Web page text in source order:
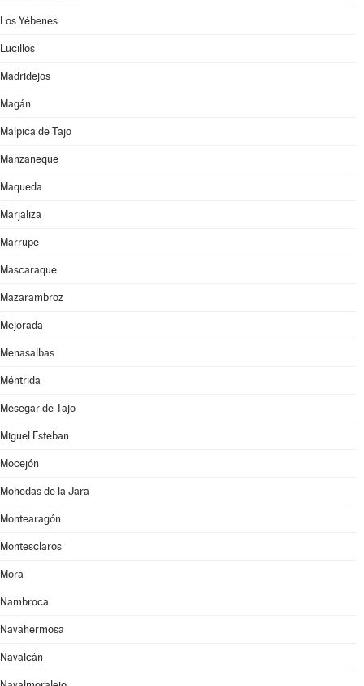
Los Yébenes
Lucillos
Madridejos
Magán
Malpica de Tajo
Manzaneque
Maqueda
Marjaliza
Marrupe
Mascaraque
Mazarambroz
Mejorada
Menasalbas
Méntrida
Mesegar de Tajo
Miguel Esteban
Mocejón
Mohedas de la Jara
Montearagón
Montesclaros
Mora
Nambroca
Navahermosa
Navalcán